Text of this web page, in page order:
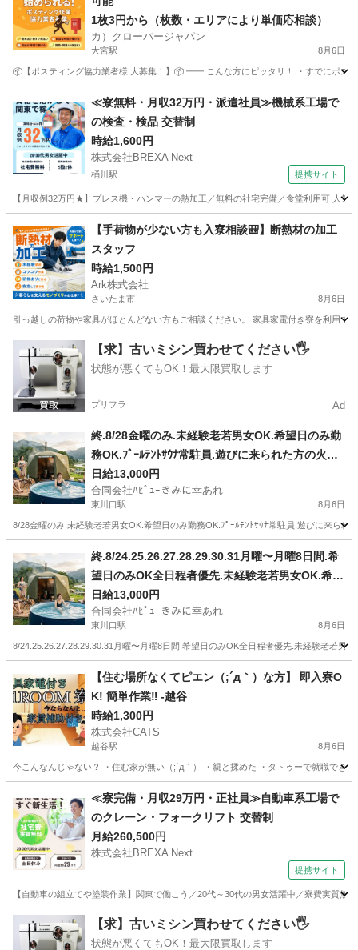
1枚3円から（枚数・エリアにより単価応相談）
カ）クローバージャパン
大宮駅 8月6日
📦【ポスティング協力業者様 大募集！】📦 ━━ こんな方にピッタリ！ ・すでにポス
大宮駅 軽作業 業務委託
≪寮無料・月収32万円・派遣社員≫機械系工場で
の検査・検品 交替制
時給1,600円
株式会社BREXA Next
桶川駅 提携サイト
【月収例32万円★】プレス機・ハンマーの熱加工／無料の社宅完備／食堂利用可 人
桶川駅 その他
【手荷物が少ない方も入寮相談🎒】断熱材の加工
スタッフ
時給1,500円
Ark株式会社
さいたま市 8月6日
引っ越しの荷物や家具がほとんどない方もご相談ください。 家具家電付き寮を利用
埼玉 さいたま市 工場 スタッフ
【求】古いミシン買わせてください🖐️
状態が悪くてもOK！最大限買取します
プリフラ Ad
終.8/28金曜のみ.未経験老若男女OK.希望日のみ勤
務OK.ﾌﾟｰﾙﾃﾝﾄｻｳﾅ常駐員.遊びに来られた方の火起
こし火消し見守りお手伝い(場内案内.BBQ準備.ﾃﾝﾄ
ｻｳﾅ準備.後片付け.設置撤収なしの為、簡単準備片
付け)ｽﾎﾟｯﾄ勤務可.免許不要.免許&車あり尚可.年齢
制限なし
日給13,000円
合同会社ﾊﾋﾟｭｰきみに幸あれ
東川口駅 8月6日
8/28金曜のみ.未経験老若男女OK.希望日のみ勤務OK.ﾌﾟｰﾙﾃﾝﾄｻｳﾅ常駐員.遊びに来ら
終.8/24.25.26.27.28.29.30.31月曜〜月曜8日間.希
望日のみOK全日程者優先.未経験老若男女OK.希望
日のみ勤務OK.ﾌﾟｰﾙﾃﾝﾄｻｳﾅ常駐員.遊びに来られた
方の火起こし火消し見守りお手伝い(場内案内.BB
Q準備.ﾃﾝﾄｻｳﾅ準備.後片付け.設置撤収なしの為、簡
単準備片付け)ｽﾎﾟｯﾄ勤務可.免許不要.免許&車あり
尚可.年齢制限なし
日給13,000円
合同会社ﾊﾋﾟｭｰきみに幸あれ
東川口駅 8月6日
8/24.25.26.27.28.29.30.31月曜〜月曜8日間.希望日のみOK全日程者優先.未経験老若男
東川口駅 軽作業 サウナ
【住む場所なくてピエン（;´д｀）な方】 即入寮O
K! 簡単作業‼ -越谷
時給1,300円
株式会社CATS
越谷駅 8月6日
今こんなんじゃない？ ・住む家が無い（;´д｀） ・親と揉めた ・タトゥーで就職でき
越谷駅 仕分け 住み込み
≪寮完備・月収29万円・正社員≫自動車系工場で
のクレーン・フォークリフト 交替制
月給260,500円
株式会社BREXA Next
提携サイト
【自動車の組立てや塗装作業】関東で働こう／20代～30代の男女活躍中／寮費実質
埼玉 その他 【求】古いミシン買わせてください🖐️
状態が悪くてもOK！最大限買取します